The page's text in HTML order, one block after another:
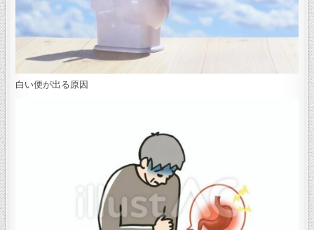
白い便が出る原因